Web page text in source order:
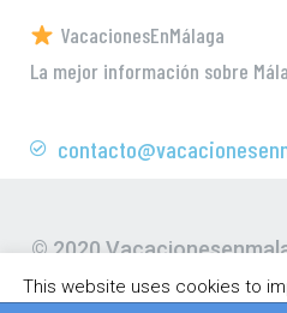
VacacionesEnMálaga
La mejor información sobre
© 2020
This website uses cookies to